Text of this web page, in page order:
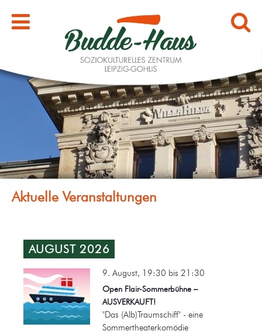
AUGUST 2026
Open Flair-Sommerbühne –
AUSVERKAUFT!
9. August, 19:30 bis21:30
"Das (Alb)Traumschiff" - eine
Sommertheaterkomödie